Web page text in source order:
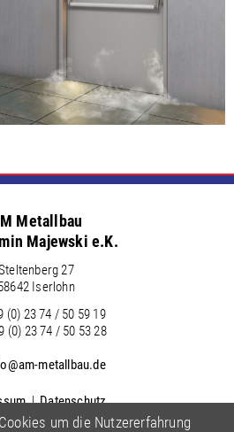
Metallbau
Majewski e.K.
27
Iserlohn
(0) 23 74 / 50 59 19
(0) 23 74 / 50 53 28
metallbau.de
|Datenschutz
um die Nutzererfahrung